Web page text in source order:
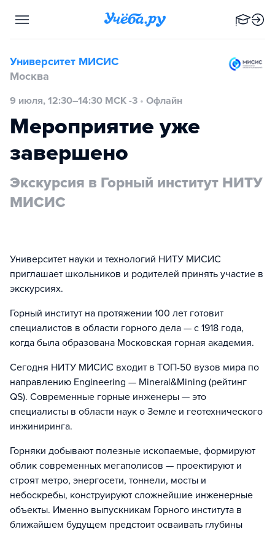
Университет МИСИС
Москва
9 июля, 12:30–14:30 МСК -3 • Офлайн
Мероприятие уже
завершено
Экскурсия в Горный институт НИТУ
МИСИС
Университет науки и технологий НИТУ МИСИС
приглашает школьников и родителей принять участие в
экскурсиях.
Горный институт на протяжении 100 лет готовит
специалистов в области горного дела — с 1918 года,
когда была образована Московская горная академия.
Сегодня НИТУ МИСИС входит в ТОП-50 вузов мира по
направлению Engineering — Mineral&Mining (рейтинг
QS). Современные горные инженеры — это
специалисты в области наук о Земле и геотехнического
инжиниринга.
Горняки добывают полезные ископаемые, формируют
облик современных мегаполисов — проектируют и
строят метро, энергосети, тоннели, мосты и
небоскребы, конструируют сложнейшие инженерные
объекты. Именно выпускникам Горного института в
ближайшем будущем предстоит осваивать глубины